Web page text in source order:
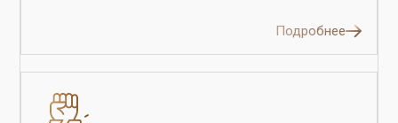
Подробнее